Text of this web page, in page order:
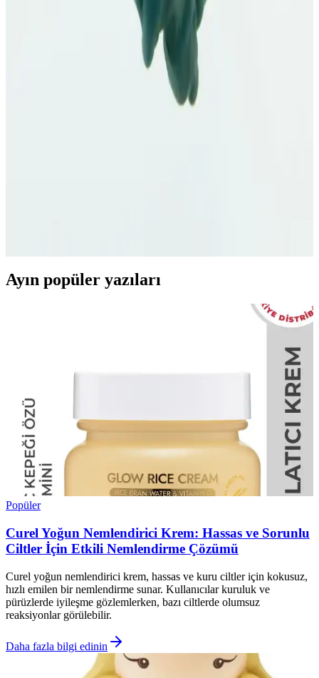
Effaclar serisinin peeling etkili leke karşıtı serumu, derin temizlik ve
leke giderici özellikleriyle yağlı ve hassas ciltlere uygun, pratik
kullanımlı bir cilt bakım ürünüdür.
Neutrogena Sivilce Karşıtı Krem Kullanım Rehberi
ve Doğru Uygulama İpuçları
Ayın popüler yazıları
Popüler
Curel Yoğun Nemlendirici Krem: Hassas ve Sorunlu
Ciltler İçin Etkili Nemlendirme Çözümü
Curel yoğun nemlendirici krem, hassas ve kuru ciltler için kokusuz,
hızlı emilen bir nemlendirme sunar. Kullanıcılar kuruluk ve
pürüzlerde iyileşme gözlemlerken, bazı ciltlerde olumsuz
reaksiyonlar görülebilir.
Daha fazla bilgi edinin